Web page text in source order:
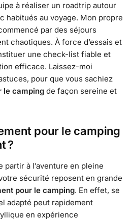
à réaliser un roadtrip autour
habitués au voyage. Mon propre
par des séjours
chaotiques. À force d’essais et
une check-list fiable et
efficace. Laissez-moi
pour que vous sachiez
le camping de façon sereine et
pour le camping
?
partir à l’aventure en pleine
sécurité reposent en grande
pour le camping. En effet, se
adapté peut rapidement
en expérience